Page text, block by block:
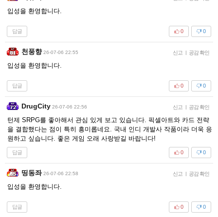
입성을 환영합니다.
답글 0
0
천풍향 26-07-06 22:55 신고 | 공감 확인
입성을 환영합니다.
답글 0
0
DrugCity 26-07-06 22:56 신고 | 공감 확인
턴제 SRPG를 좋아해서 관심 있게 보고 있습니다. 픽셀아트와 카드 전략
을 결합했다는 점이 특히 흥미롭네요. 국내 인디 개발사 작품이라 더욱 응
원하고 싶습니다. 좋은 게임 오래 사랑받길 바랍니다!
답글 0
0
띵동좌 26-07-06 22:58 신고 | 공감 확인
입성을 환영합니다.
답글 0
0